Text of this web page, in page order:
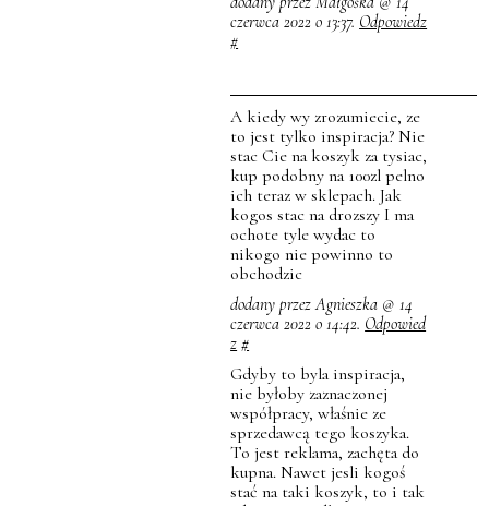
czerwca 2022 o 13:37. Odpowiedz
#
A kiedy wy zrozumiecie, ze
to jest tylko inspiracja? Nie
stac Cie na koszyk za tysiac,
kup podobny na 100zl pelno
ich teraz w sklepach. Jak
kogos stac na drozszy I ma
ochote tyle wydac to
nikogo nie powinno to
obchodzic
dodany przez Agnieszka @ 14
czerwca 2022 o 14:42. Odpowied
z #
Gdyby to byla inspiracja,
nie byłoby zaznaczonej
współpracy, właśnie ze
sprzedawcą tego koszyka.
To jest reklama, zachęta do
kupna. Nawet jesli kogoś
stać na taki koszyk, to i tak